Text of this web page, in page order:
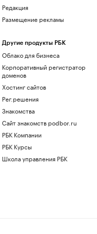
Редакция
Размещение рекламы
Другие продукты РБК
Облако для бизнеса
Корпоративный регистратор
доменов
Хостинг сайтов
Рег.решения
Знакомства
Сайт знакомств podbor.ru
РБК Компании
РБК Курсы
Школа управления РБК